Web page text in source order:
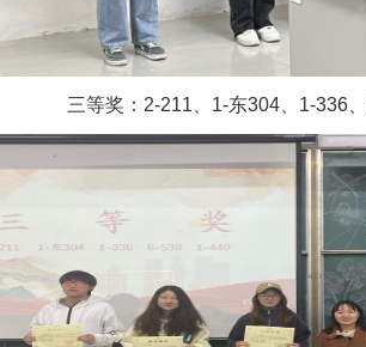
三等奖： 2-211 1-东304、 1-336、